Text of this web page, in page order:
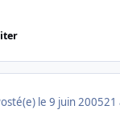
le 9 juin 200521